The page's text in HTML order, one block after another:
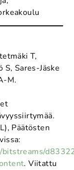
T,
S, Sares-Jäske
M.
Päätösten
bitstreams/
. Viitattu